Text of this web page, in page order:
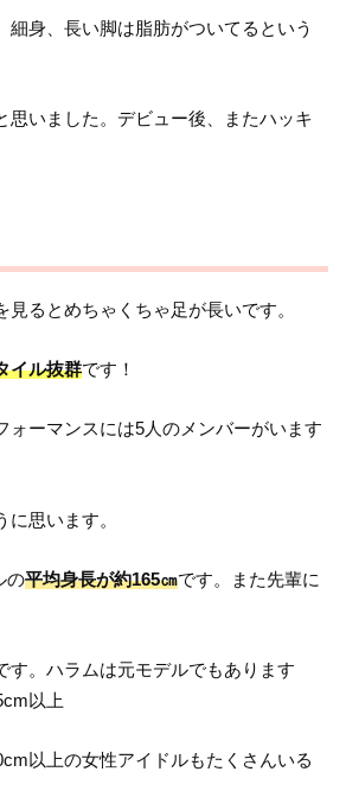
細身、長い脚は脂肪がついてるという
思いました。デビュー後、またハッキ
るとめちゃくちゃ足が長いです。
イル抜群です！
ォーマンスには5人のメンバーがいます
思います。
の平均身長が約165㎝です。また先輩に
す。ハラムは元モデルでもあります
以上
以上の女性アイドルもたくさんいる